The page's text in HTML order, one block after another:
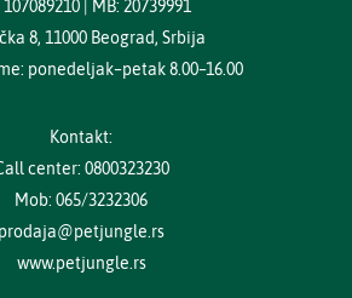
107089210 | MB: 20739991
8, 11000 Beograd, Srbija
ponedeljak–petak 8.00–16.00
Kontakt:
center: 0800323230
Mob: 065/3232306
prodaja@petjungle.rs
www.petjungle.rs